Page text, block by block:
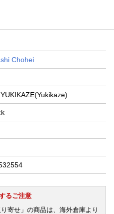
宙組貸切公演ペアチケット
の刃』オリジナルきんちゃく
Chohei
るご注意
寄せ」の商品は、海外倉庫より